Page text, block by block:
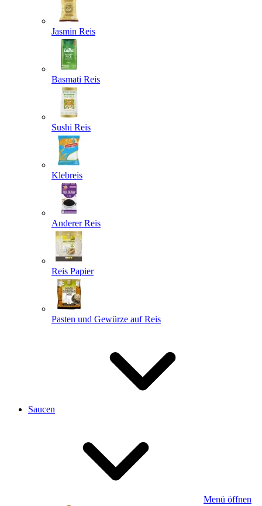
Jasmin Reis
Basmati Reis
Sushi Reis
Klebreis
Anderer Reis
Reis Papier
Pasten und Gewürze auf Reis
Saucen
Menü öffnen